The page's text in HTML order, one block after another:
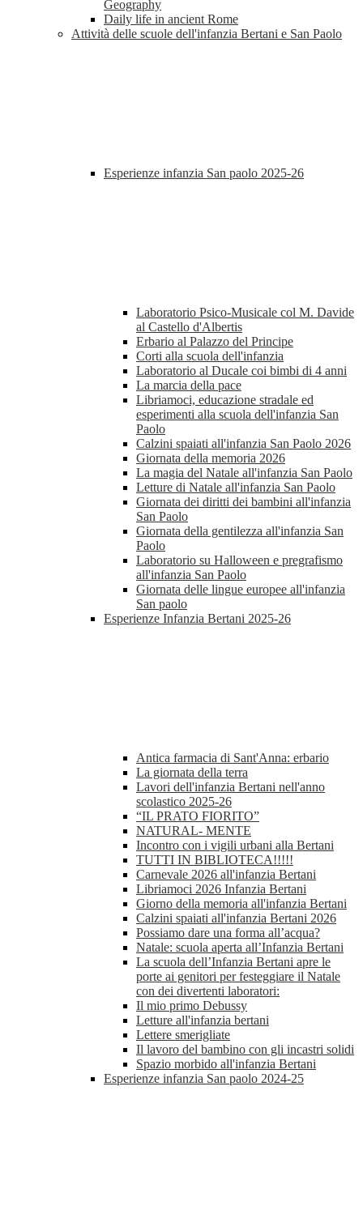
Geography
Daily life in ancient Rome
Attività delle scuole dell'infanzia Bertani e San Paolo
Esperienze infanzia San paolo 2025-26
Laboratorio Psico-Musicale col M. Davide
al Castello d'Albertis
Erbario al Palazzo del Principe
Corti alla scuola dell'infanzia
Laboratorio al Ducale coi bimbi di 4 anni
La marcia della pace
Libriamoci, educazione stradale ed
esperimenti alla scuola dell'infanzia San
Paolo
Calzini spaiati all'infanzia San Paolo 2026
Giornata della memoria 2026
La magia del Natale all'infanzia San Paolo
Letture di Natale all'infanzia San Paolo
Giornata dei diritti dei bambini all'infanzia
San Paolo
Giornata della gentilezza all'infanzia San
Paolo
Laboratorio su Halloween e pregrafismo
all'infanzia San Paolo
Giornata delle lingue europee all'infanzia
San paolo
Esperienze Infanzia Bertani 2025-26
Antica farmacia di Sant'Anna: erbario
La giornata della terra
Lavori dell'infanzia Bertani nell'anno
scolastico 2025-26
“IL PRATO FIORITO”
NATURAL- MENTE
Incontro con i vigili urbani alla Bertani
TUTTI IN BIBLIOTECA!!!!!
Carnevale 2026 all'infanzia Bertani
Libriamoci 2026 Infanzia Bertani
Giorno della memoria all'infanzia Bertani
Calzini spaiati all'infanzia Bertani 2026
Possiamo dare una forma all’acqua?
Natale: scuola aperta all’Infanzia Bertani
La scuola dell’Infanzia Bertani apre le
porte ai genitori per festeggiare il Natale
con dei divertenti laboratori:
Il mio primo Debussy
Letture all'infanzia bertani
Lettere smerigliate
Il lavoro del bambino con gli incastri solidi
Spazio morbido all'infanzia Bertani
Esperienze infanzia San paolo 2024-25